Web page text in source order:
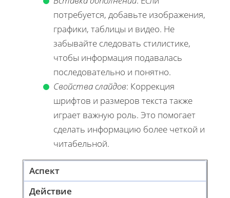
потребуется, добавьте изображения,
графики, таблицы и видео. Не
забывайте следовать стилистике,
чтобы информация подавалась
последовательно и понятно.
Свойства слайдов: Коррекция
шрифтов и размеров текста также
играет важную роль. Это помогает
сделать информацию более четкой и
читабельной.
Аспект
Действие